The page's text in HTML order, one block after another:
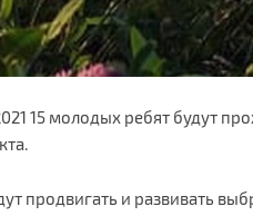
15 молодых ребят будут
продвигать и развивать